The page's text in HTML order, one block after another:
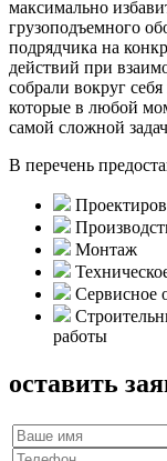
максимально
грузоподъемного
подрядчика на
действий при
собрали вокруг
которые в любой
самой сложной
В перечень
Монтаж
Сервисное
работы
оставить